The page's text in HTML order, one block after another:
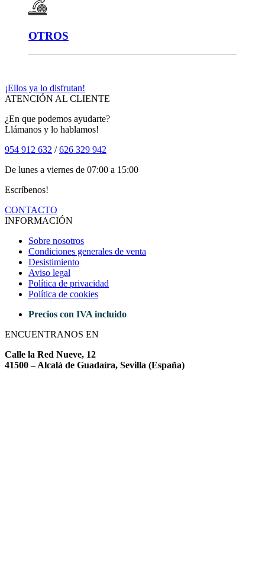
OTROS
¡Ellos ya lo disfrutan!
ATENCIÓN AL CLIENTE
¿En que podemos ayudarte?
Llámanos y lo hablamos!
954 912 632 /626 329 942
De lunes a viernes de 07:00 a 15:00
Escríbenos!
CONTACTO
INFORMACIÓN
Sobre nosotros
Condiciones generales de venta
Desistimiento
Aviso legal
Política de privacidad
Política de cookies
Precios con IVA incluido
ENCUENTRANOS EN
Calle la Red Nueve, 12
41500 – Alcalá de Guadaíra, Sevilla (España)